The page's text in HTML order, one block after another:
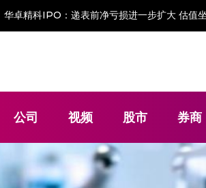
安澜万锦IPO：客户低价入股 现金流“吃紧”依
公司 视频 股市 券商